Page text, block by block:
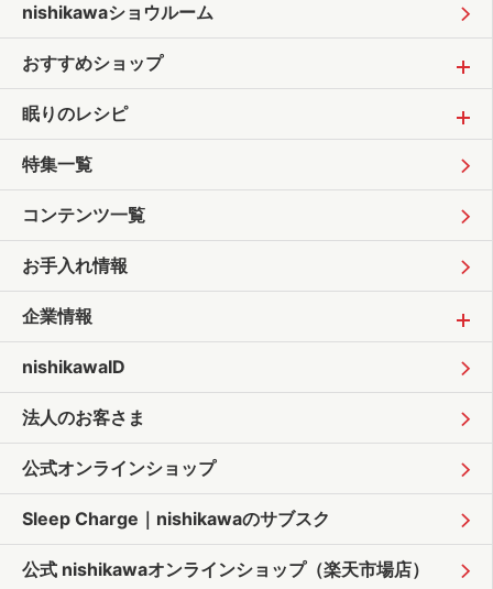
nishikawaショウルーム
おすすめショップ
眠りのレシピ
特集一覧
コンテンツ一覧
お手入れ情報
企業情報
nishikawaID
法人のお客さま
公式オンラインショップ
Sleep Charge｜ nishikawaのサブスク
公式 nishikawaオンラインショップ（楽天市場店）